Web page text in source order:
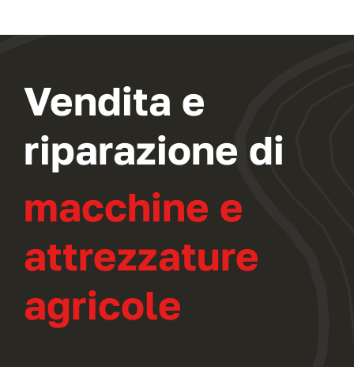
Vendita e
riparazione di
macchine e
attrezzature
agricole